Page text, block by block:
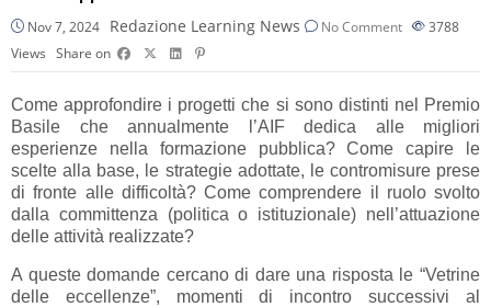
Nov 7, 2024 Redazione Learning News No Comment
3788
Views Share on
Come approfondire i progetti che si sono distinti nel Premio
Basile che annualmente l’AIF dedica alle migliori
esperienze nella formazione pubblica? Come capire le
scelte alla base, le strategie adottate, le contromisure prese
di fronte alle difficoltà? Come comprendere il ruolo svolto
dalla committenza (politica o istituzionale) nell’attuazione
delle attività realizzate?
A queste domande cercano di dare una risposta le “Vetrine
delle eccellenze”, momenti di incontro successivi al